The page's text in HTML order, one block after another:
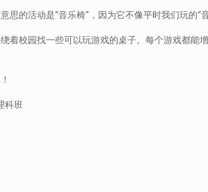
的活动是“音乐椅”，因为它不像平时我们玩的
着校园找一些可以玩游戏的桌子。每个游戏都
班